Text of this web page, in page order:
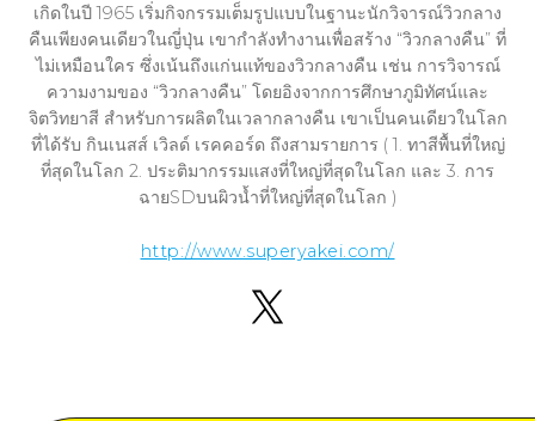
เกิดในปี 1965 เริ่มกิจกรรมเต็มรูปแบบในฐานะนักวิจารณ์วิวกลาง
คืนเพียงคนเดียวในญี่ปุ่น เขากำลังทำงานเพื่อสร้าง “วิวกลางคืน” ที่
ไม่เหมือนใคร ซึ่งเน้นถึงแก่นแท้ของวิวกลางคืน เช่น การวิจารณ์
ความงามของ “วิวกลางคืน” โดยอิงจากการศึกษาภูมิทัศน์และ
จิตวิทยาสี สำหรับการผลิตในเวลากลางคืน เขาเป็นคนเดียวในโลก
ที่ได้รับ กินเนสส์ เวิลด์ เรคคอร์ด ถึงสามรายการ ( 1. ทาสีพื้นที่ใหญ่
ที่สุดในโลก 2. ประติมากรรมแสงที่ใหญ่ที่สุดในโลก และ 3. การ
ฉายSDบนผิวน้ำที่ใหญ่ที่สุดในโลก )
http://www.superyakei.com/